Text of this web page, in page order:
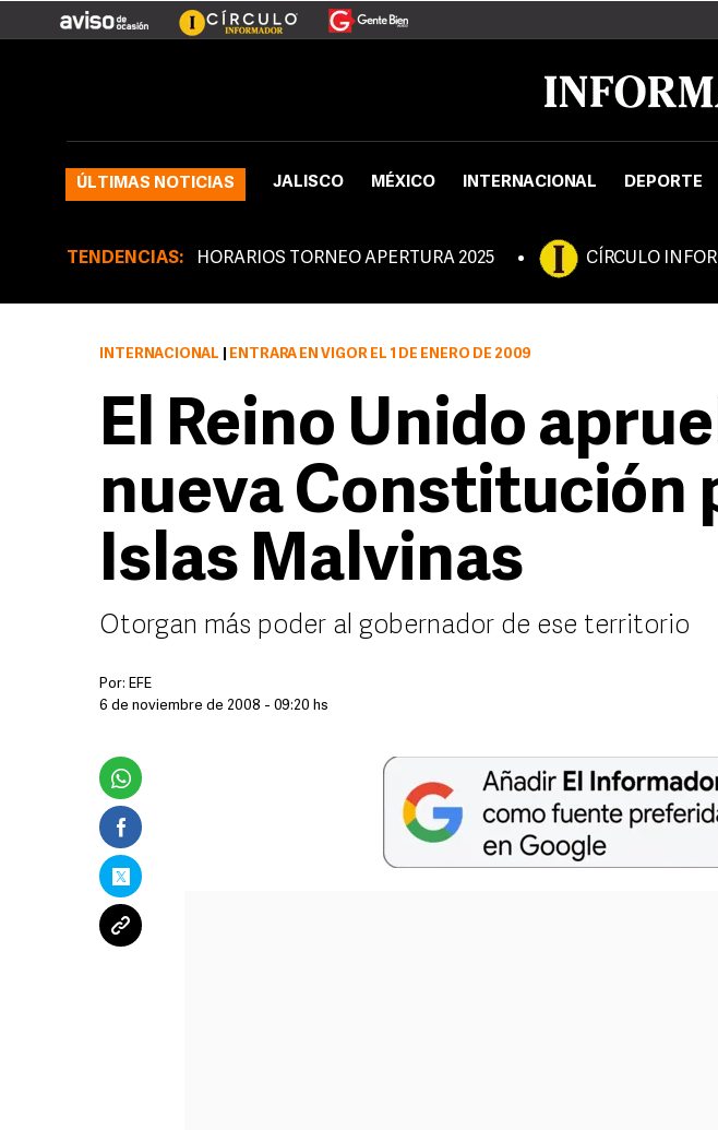
ÚLTIMAS NOTICIAS JALISCO MÉXICO INTERNACIONAL DEPORTE
TENDENCIAS: HORARIOS TORNEO APERTURA 2025 CÍRCULO
INTERNACIONAL ENTRARÁ EN VIGOR EL 1 DE ENERO DE 2009
El Reino Unido
nueva Constitución
Islas Malvinas
Otorgan más poder al gobernador de ese territorio
Por: EFE
6 de noviembre de 2008 - 09:20 hs